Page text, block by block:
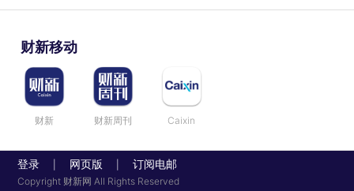
财新移动
财新 财新周刊 Caixin
登录 网页版 订阅电邮
Copyright 财新网 All Rights Reserved